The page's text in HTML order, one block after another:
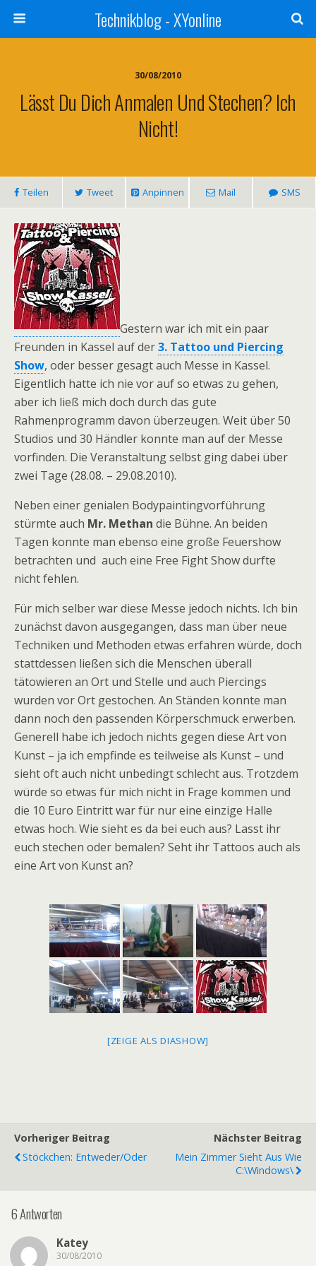
Technikblog - XYonline
30/08/2010
Lässt Du Dich Anmalen Und Stechen? Ich
Nicht!
Teilen Tweet Anpinnen Mail SMS
Gestern war ich mit ein paar
Freunden in Kassel auf der3. Tattoo und Piercing
Show, oder besser gesagt auch Messe in Kassel.
Eigentlich hatte ich nie vor auf so etwas zu gehen,
aber ich ließ mich doch durch das gute
Rahmenprogramm davon überzeugen. Weit über 50
Studios und 30 Händler konnte man auf der Messe
vorfinden. Die Veranstaltung selbst ging dabei über
zwei Tage (28.08. – 29.08.2010).
Neben einer genialen Bodypaintingvorführung
stürmte auch Mr. Methan die Bühne. An beiden
Tagen konnte man ebenso eine große Feuershow
betrachten und auch eine Free Fight Show durfte
nicht fehlen.
Für mich selber war diese Messe jedoch nichts. Ich bin
zunächst davon ausgegangen, dass man über neue
Techniken und Methoden etwas erfahren würde, doch
stattdessen ließen sich die Menschen überall
tätowieren an Ort und Stelle und auch Piercings
wurden vor Ort gestochen. An Ständen konnte man
dann noch den passenden Körperschmuck erwerben.
Generell habe ich jedoch nichts gegen diese Art von
Kunst – ja ich empfinde es teilweise als Kunst – und
sieht oft auch nicht unbedingt schlecht aus. Trotzdem
würde so etwas für mich nicht in Frage kommen und
die 10 Euro Eintritt war für nur eine einzige Halle
etwas hoch. Wie sieht es da bei euch aus? Lasst ihr
euch stechen oder bemalen? Seht ihr Tattoos auch als
eine Art von Kunst an?
[ZEIGE ALS DIASHOW]
Vorheriger Beitrag
Stöckchen: Entweder/Oder
Nächster Beitrag
Mein Zimmer Sieht Aus Wie
C:\Windows\
6 Antworten
Katey
30/08/2010